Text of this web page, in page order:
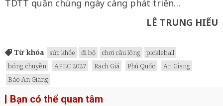
TDTT quần chúng ngày càng phát triển…
LÊ TRUNG HIẾU
Từ khóa sức khỏe đi bộ chơi cầu lông
pickleball
bóng chuyền
APEC 2027 Rạch Giá Phú Quốc
An Giang
Báo An Giang
Bạn có thể quan tâm